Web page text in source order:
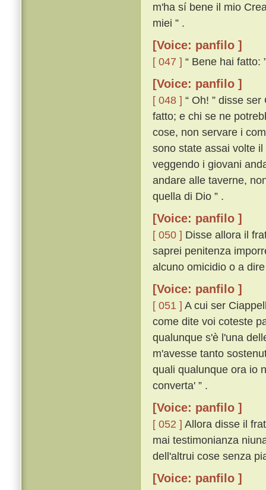
m'ha sí bene il mio
miei ” .
[Voice: panfilo ]
[ 047 ] “ Bene hai fatto:
[Voice: panfilo ]
[ 048 ] “ Oh! ” disse
fatto; e chi se ne
cose, non servare i
sono state assai volte
veggendo i giovani
andare alle taverne,
quella di Dio ” .
[Voice: panfilo ]
[ 050 ] Disse allora il
saprei penitenza
alcuno omicidio o a
[Voice: panfilo ]
[ 051 ] A cui ser
come dite voi coteste
qualunque s'è l'una
m'avesse tanto
quali qualunque ora io
converta' ” .
[Voice: panfilo ]
[ 052 ] Allora disse il
mai testimonianza
dell'altrui cose senza
[Voice: panfilo ]